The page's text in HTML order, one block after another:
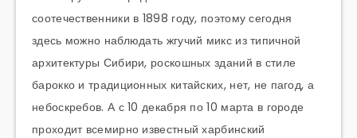
соотечественники в 1898 году, поэтому сегодня
здесь можно наблюдать жгучий микс из типичной
архитектуры Сибири, роскошных зданий в стиле
барокко и традиционных китайских, нет, не пагод, а
небоскребов. А с 10 декабря по 10 марта в городе
проходит всемирно известный харбинский